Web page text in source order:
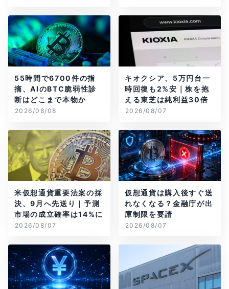
55時間で6700件の指
摘、AIのBTC脆弱性診
断はどこまで本物か
2026/08/08
キオクシア、5万円台一
時回復も2%安｜株を抱
える東芝は純利益30倍
2026/08/07
米仮想通貨重要法案の採
決、9月へ先送り｜予測
市場の成立確率は14%に
2026/08/07
仮想通貨は購入後すぐ送
れなくなる？金融庁が出
庫制限を要請
2026/08/07